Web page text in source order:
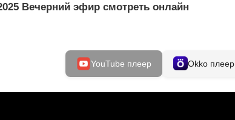
Вечерний эфир смотреть онлайн
YouTube плеер Okko плеер